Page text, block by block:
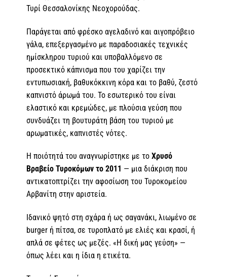
Τυρί Θεσσαλονίκης Νεοχορούδας.
Παράγεται από φρέσκο αγελαδινό και αιγοπρόβειο
γάλα, επεξεργασμένο με παραδοσιακές τεχνικές
ημίσκληρου τυριού και υποβαλλόμενο σε
προσεκτικό κάπνισμα που του χαρίζει την
εντυπωσιακή, βαθυκόκκινη κόρα και το βαθύ, ζεστό
καπνιστό άρωμά του. Το εσωτερικό του είναι
ελαστικό και κρεμώδες, με πλούσια γεύση που
συνδυάζει τη βουτυράτη βάση του τυριού με
αρωματικές, καπνιστές νότες.
Η ποιότητά του αναγνωρίστηκε με το Χρυσό
Βραβείο Τυροκόμων το 2011 — μια διάκριση που
αντικατοπτρίζει την αφοσίωση του Τυροκομείου
Αρβανίτη στην αριστεία.
Ιδανικό ψητό στη σχάρα ή ως σαγανάκι, λιωμένο σε
burger ή πίτσα, σε τυροπλατό με ελιές και κρασί, ή
απλά σε φέτες ως μεζές. «Η δική μας γεύση» —
όπως λέει και η ίδια η ετικέτα.